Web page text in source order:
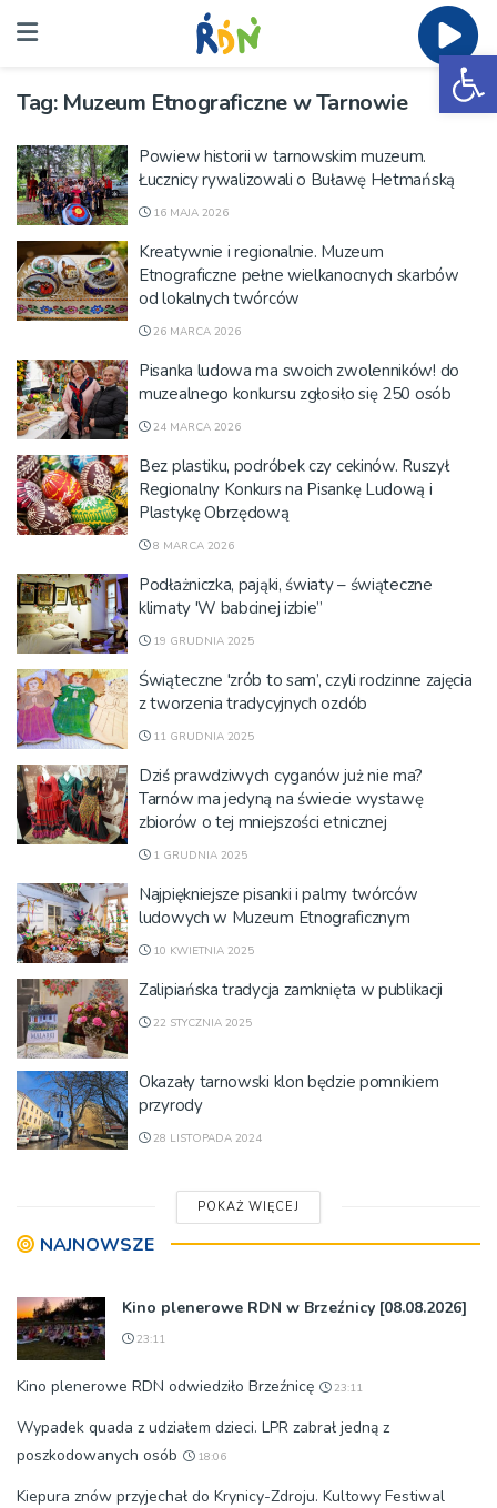
Tag: Muzeum Etnograficzne w Tarnowie
Powiew historii w tarnowskim muzeum.
Łucznicy rywalizowali o Buławę Hetmańską
16 MAJA 2026
Kreatywnie i regionalnie. Muzeum
Etnograficzne pełne wielkanocnych skarbów
od lokalnych twórców
26 MARCA 2026
Pisanka ludowa ma swoich zwolenników! do
muzealnego konkursu zgłosiło się 250 osób
24 MARCA 2026
Bez plastiku, podróbek czy cekinów. Ruszył
Regionalny Konkurs na Pisankę Ludową i
Plastykę Obrzędową
8 MARCA 2026
Podłażniczka, pająki, światy – świąteczne
klimaty 'W babcinej izbie”
19 GRUDNIA 2025
Świąteczne 'zrób to sam’, czyli rodzinne zajęcia
z tworzenia tradycyjnych ozdób
11 GRUDNIA 2025
Dziś prawdziwych cyganów już nie ma?
Tarnów ma jedyną na świecie wystawę
zbiorów o tej mniejszości etnicznej
1 GRUDNIA 2025
Najpiękniejsze pisanki i palmy twórców
ludowych w Muzeum Etnograficznym
10 KWIETNIA 2025
Zalipiańska tradycja zamknięta w publikacji
22 STYCZNIA 2025
Okazały tarnowski klon będzie pomnikiem
przyrody
28 LISTOPADA 2024
POKAŻ WIĘCEJ
NAJNOWSZE
Kino plenerowe RDN w Brzeźnicy [08.08.2026]
23:11
Kino plenerowe RDN odwiedziło Brzeźnicę 23:11
Wypadek quada z udziałem dzieci. LPR zabrał jedną z
poszkodowanych osób
18:06
Kiepura znów przyjechał do Krynicy-Zdroju. Kultowy Festiwal